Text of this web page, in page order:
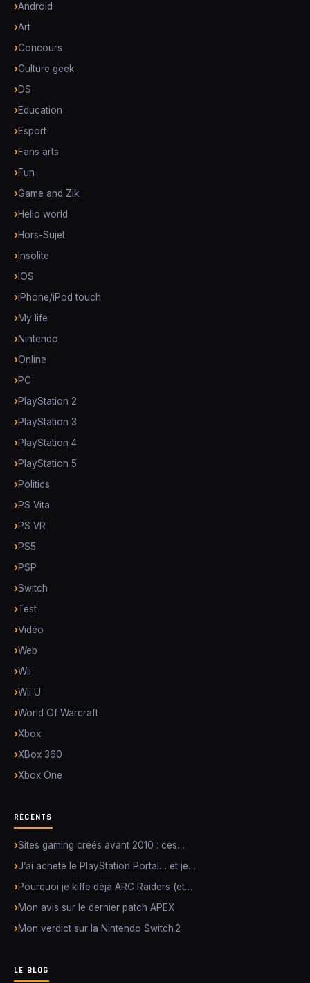
Android
Art
Concours
Culture geek
DS
Education
Esport
Fans arts
Fun
Game and Zik
Hello world
Hors-Sujet
Insolite
IOS
iPhone/iPod touch
My life
Nintendo
Online
PC
PlayStation 2
PlayStation 3
PlayStation 4
PlayStation 5
Politics
PS Vita
PS VR
PS5
PSP
Switch
Test
Vidéo
Web
Wii
Wii U
World Of Warcraft
Xbox
XBox 360
Xbox One
RÉCENTS
Sites gaming créés avant 2010 : ces…
J’ai acheté le PlayStation Portal… et je…
Pourquoi je kiffe déjà ARC Raiders (et…
Mon avis sur le dernier patch APEX
Mon verdict sur la Nintendo Switch 2
LE BLOG